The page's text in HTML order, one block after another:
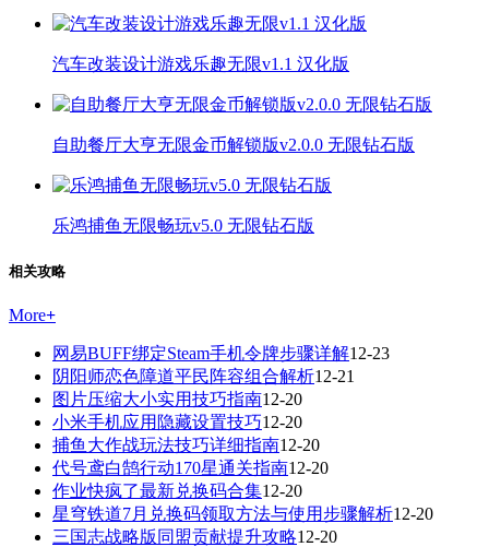
汽车改装设计游戏乐趣无限v1.1 汉化版
自助餐厅大亨无限金币解锁版v2.0.0 无限钻石版
乐鸿捕鱼无限畅玩v5.0 无限钻石版
相关攻略
More+
网易BUFF绑定Steam手机令牌步骤详解12-23
阴阳师恋色障道平民阵容组合解析12-21
图片压缩大小实用技巧指南12-20
小米手机应用隐藏设置技巧12-20
捕鱼大作战玩法技巧详细指南12-20
代号鸢白鹄行动170星通关指南12-20
作业快疯了最新兑换码合集12-20
星穹铁道7月兑换码领取方法与使用步骤解析12-20
三国志战略版同盟贡献提升攻略12-20